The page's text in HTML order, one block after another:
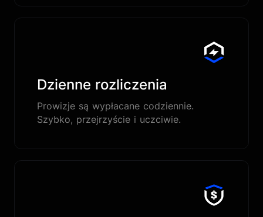
Dzienne rozliczenia
Prowizje są wypłacane codziennie.
Szybko, przejrzyście i uczciwie.